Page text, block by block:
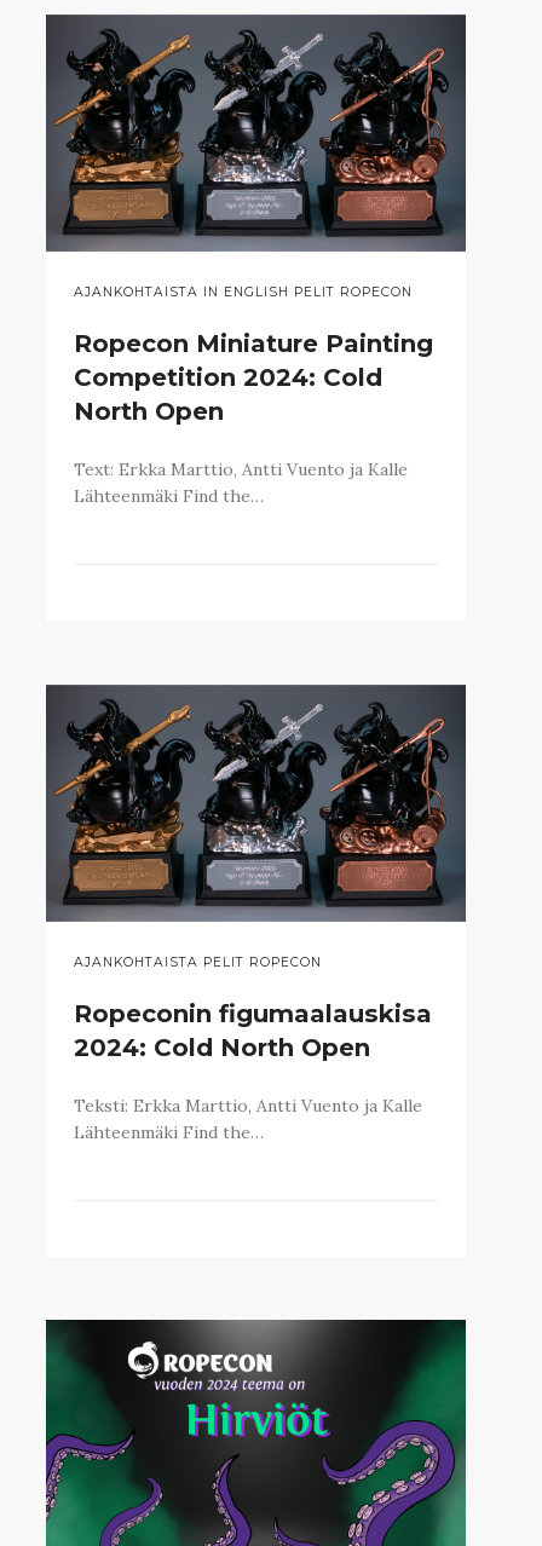
AJANKOHTAISTA IN ENGLISH PELIT ROPECON
Ropecon Miniature Painting
Competition 2024: Cold
North Open
Text: Erkka Marttio, Antti Vuento ja Kalle
Lähteenmäki Find the…
AJANKOHTAISTA PELIT ROPECON
Ropeconin figumaalauskisa
2024: Cold North Open
Teksti: Erkka Marttio, Antti Vuento ja Kalle
Lähteenmäki Find the…